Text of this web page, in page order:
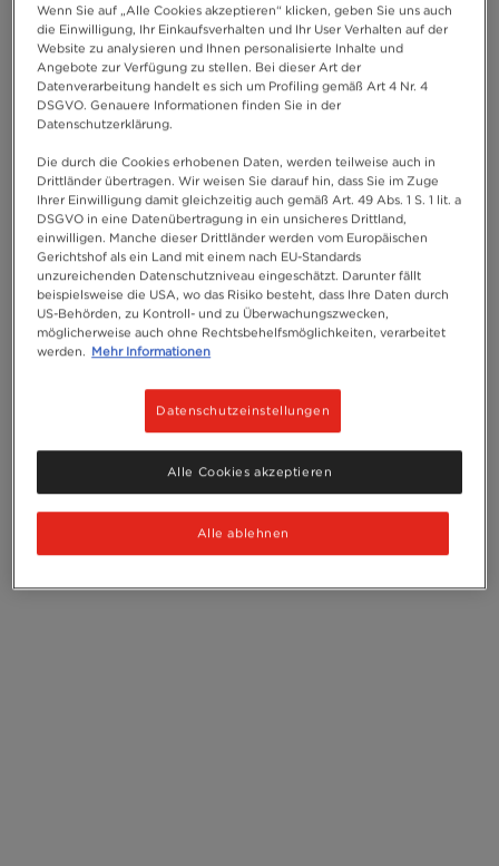
Wenn Sie auf „Alle Cookies akzeptieren“ klicken, geben Sie uns auch
die Einwilligung, Ihr Einkaufsverhalten und Ihr User Verhalten auf der
Website zu analysieren und Ihnen personalisierte Inhalte und
Angebote zur Verfügung zu stellen. Bei dieser Art der
Datenverarbeitung handelt es sich um Profiling gemäß Art 4 Nr. 4
DSGVO. Genauere Informationen finden Sie in der
Datenschutzerklärung.
Die durch die Cookies erhobenen Daten, werden teilweise auch in
Drittländer übertragen. Wir weisen Sie darauf hin, dass Sie im Zuge
Ihrer Einwilligung damit gleichzeitig auch gemäß Art. 49 Abs. 1 S. 1 lit. a
DSGVO in eine Datenübertragung in ein unsicheres Drittland,
einwilligen. Manche dieser Drittländer werden vom Europäischen
Gerichtshof als ein Land mit einem nach EU-Standards
unzureichenden Datenschutzniveau eingeschätzt. Darunter fällt
beispielsweise die USA, wo das Risiko besteht, dass Ihre Daten durch
US-Behörden, zu Kontroll- und zu Überwachungszwecken,
möglicherweise auch ohne Rechtsbehelfsmöglichkeiten, verarbeitet
werden. Mehr Informationen
Datenschutzeinstellungen
Alle ablehnen
Alle Cookies akzeptieren